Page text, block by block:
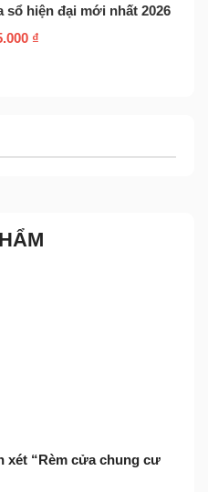
sổ hiện đại mới nhất 2026
₫
xét “Rèm cửa chung cư